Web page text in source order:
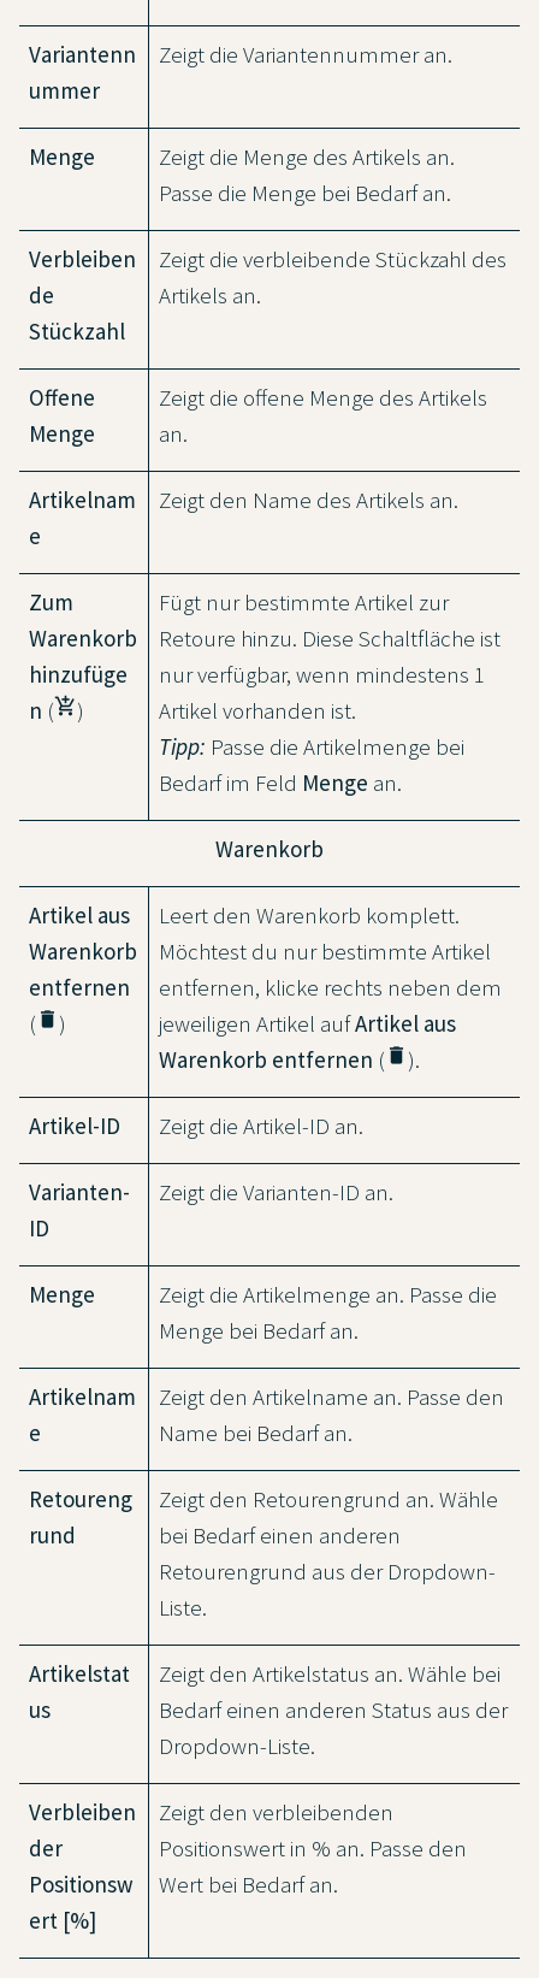
Variantenn
ummer
Zeigt die Variantennummer an.
Menge
Zeigt die Menge des Artikels an.
Passe die Menge bei Bedarf an.
Verbleiben
de
Stückzahl
Zeigt die verbleibende Stückzahl des
Artikels an.
Offene
Menge
Zeigt die offene Menge des Artikels
an.
Artikelnam
e
Zeigt den Name des Artikels an.
Zum
Warenkorb
hinzufüge
n (add_shopping_cart)
Fügt nur bestimmte Artikel zur
Retoure hinzu. Diese Schaltfläche ist
nur verfügbar, wenn mindestens 1
Artikel vorhanden ist.
Tipp: Passe die Artikelmenge bei
Bedarf im Feld Menge an.
Warenkorb
Artikel aus
Warenkorb
entfernen
( delete )
Leert den Warenkorb komplett.
Möchtest du nur bestimmte Artikel
entfernen, klicke rechts neben dem
jeweiligen Artikel aufArtikel aus
Warenkorb entfernen ( delete ).
Artikel-ID Zeigt die Artikel-ID an.
Varianten-
ID
Zeigt die Varianten-ID an.
Menge
Zeigt die Artikelmenge an. Passe die
Menge bei Bedarf an.
Artikelnam
e
Zeigt den Artikelname an. Passe den
Name bei Bedarf an.
Retoureng
rund
Zeigt den Retourengrund an. Wähle
bei Bedarf einen anderen
Retourengrund aus der Dropdown-
Liste.
Artikelstat
us
Zeigt den Artikelstatus an. Wähle bei
Bedarf einen anderen Status aus der
Dropdown-Liste.
Verbleiben
der
Positionsw
ert [%]
Zeigt den verbleibenden
Positionswert in % an. Passe den
Wert bei Bedarf an.